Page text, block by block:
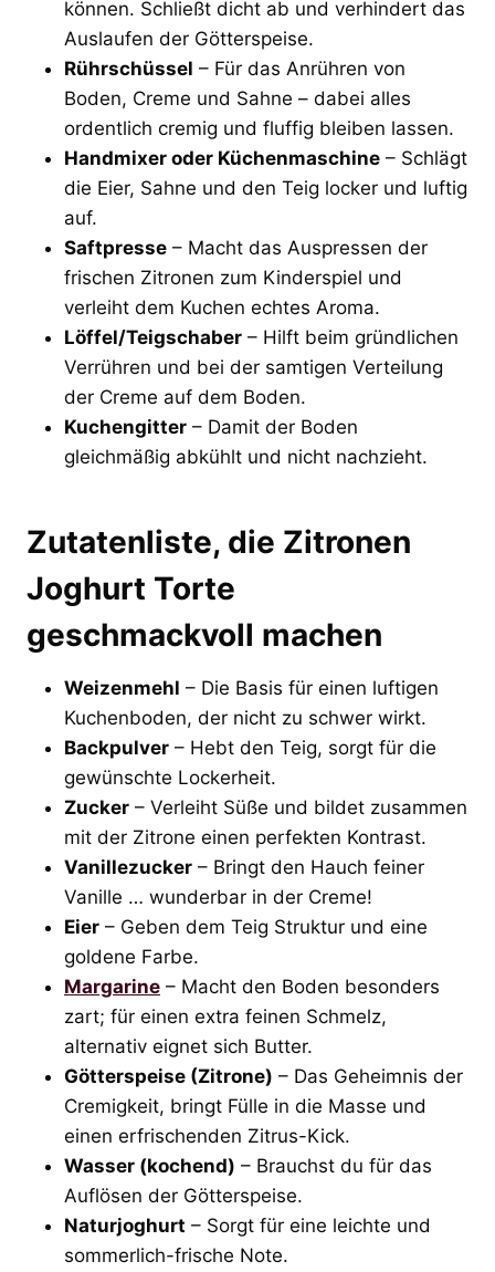
können. Schließt dicht ab und verhindert das
Auslaufen der Götterspeise.
Rührschüssel – Für das Anrühren von
Boden, Creme und Sahne – dabei alles
ordentlich cremig und fluffig bleiben lassen.
Handmixer oder Küchenmaschine – Schlägt
die Eier, Sahne und den Teig locker und luftig
auf.
Saftpresse – Macht das Auspressen der
frischen Zitronen zum Kinderspiel und
verleiht dem Kuchen echtes Aroma.
Löffel/Teigschaber – Hilft beim gründlichen
Verrühren und bei der samtigen Verteilung
der Creme auf dem Boden.
Kuchengitter – Damit der Boden
gleichmäßig abkühlt und nicht nachzieht.
Zutatenliste, die Zitronen
Joghurt Torte
geschmackvoll machen
Weizenmehl – Die Basis für einen luftigen
Kuchenboden, der nicht zu schwer wirkt.
Backpulver – Hebt den Teig, sorgt für die
gewünschte Lockerheit.
Zucker – Verleiht Süße und bildet zusammen
mit der Zitrone einen perfekten Kontrast.
Vanillezucker – Bringt den Hauch feiner
Vanille … wunderbar in der Creme!
Eier – Geben dem Teig Struktur und eine
goldene Farbe.
Margarine – Macht den Boden besonders
zart; für einen extra feinen Schmelz,
alternativ eignet sich Butter.
Götterspeise (Zitrone) – Das Geheimnis der
Cremigkeit, bringt Fülle in die Masse und
einen erfrischenden Zitrus-Kick.
Wasser (kochend) – Brauchst du für das
Auflösen der Götterspeise.
Naturjoghurt – Sorgt für eine leichte und
sommerlich-frische Note.